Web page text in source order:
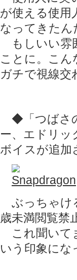
が使える使用
なってきたん
もしいい雰
ことに。こん
ガチで視線交
◆「つばさ
ー、エドリッ
ボイスが追加
ぶっちゃけ
歳未満閲覧禁
これ聞いて
いう印象にな